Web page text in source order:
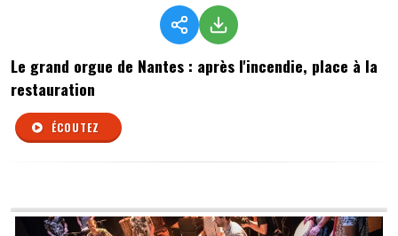
Le grand orgue de Nantes : après l'incendie, place à la
restauration
ÉCOUTEZ